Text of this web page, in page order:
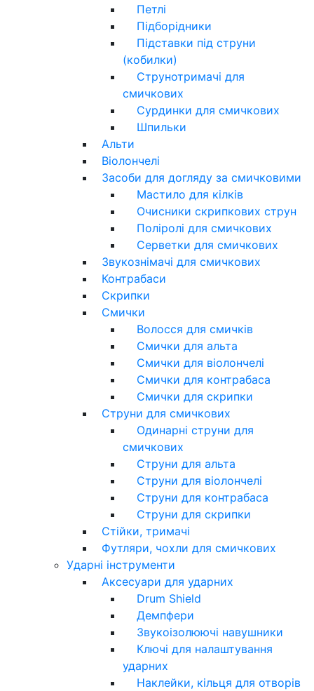
Петлі
Підборідники
Підставки під струни
(кобилки)
Струнотримачі для
смичкових
Сурдинки для смичкових
Шпильки
Альти
Віолончелі
Засоби для догляду за смичковими
Мастило для кілків
Очисники скрипкових струн
Поліролі для смичкових
Серветки для смичкових
Звукознімачі для смичкових
Контрабаси
Скрипки
Смички
Волосся для смичків
Смички для альта
Смички для віолончелі
Смички для контрабаса
Смички для скрипки
Струни для смичкових
Одинарні струни для
смичкових
Струни для альта
Струни для віолончелі
Струни для контрабаса
Струни для скрипки
Стійки, тримачі
Футляри, чохли для смичкових
Ударні інструменти
Аксесуари для ударних
Drum Shield
Демпфери
Звукоізолюючі навушники
Ключі для налаштування
ударних
Наклейки, кільця для отворів